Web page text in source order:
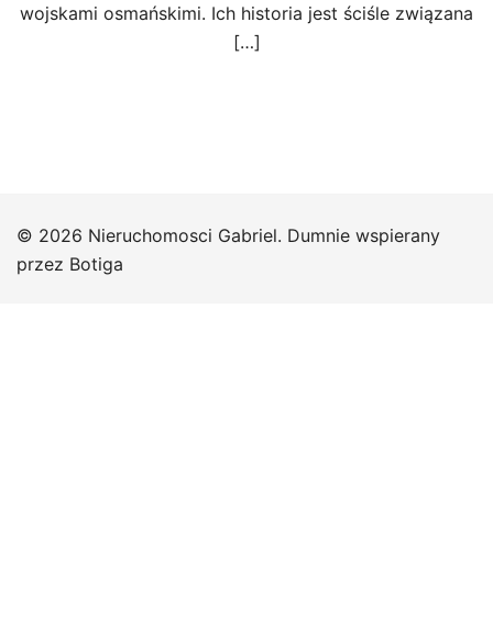
wojskami osmańskimi. Ich historia jest ściśle związana
[…]
© 2026 Nieruchomosci Gabriel. Dumnie wspierany
przez Botiga